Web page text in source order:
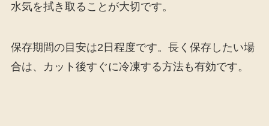
水気を拭き取ることが大切です。
保存期間の目安は2日程度です。長く保存したい場
合は、カット後すぐに冷凍する方法も有効です。